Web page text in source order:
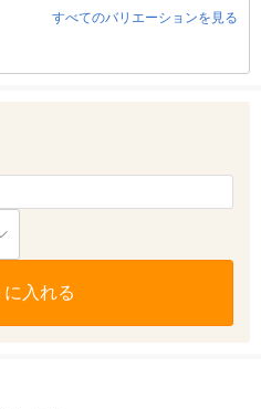
すべてのバリエーションを見る
に入れる